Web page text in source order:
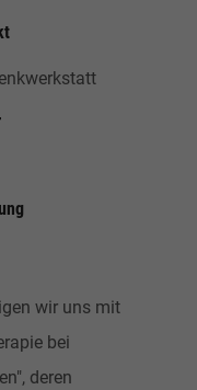
wir uns mit
bei
deren